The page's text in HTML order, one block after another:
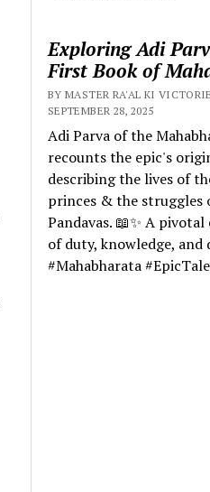
Exploring Adi
First Book of
BY MASTER RA'AL KI
SEPTEMBER 28, 2025
Adi Parva of the
recounts the epic's
describing the lives of
princes & the struggles
Pandavas. 📖✨ A
of duty, knowledge, and
#Mahabharata